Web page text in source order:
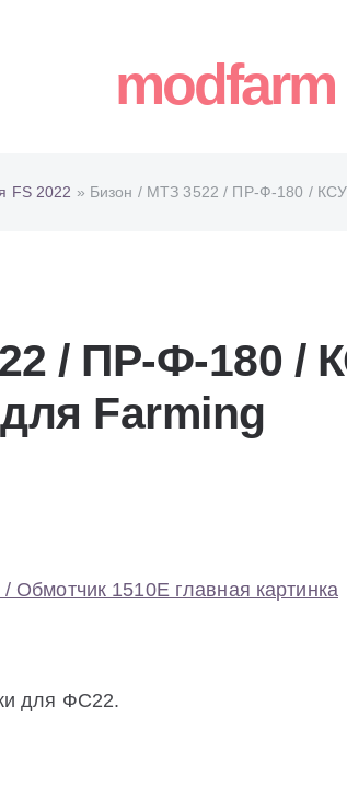
modfarm
FS 2022 » Бизон / МТЗ 3522 / ПР-Ф-180 /
/ ПР-Ф-180 /
Farming
для ФС22.